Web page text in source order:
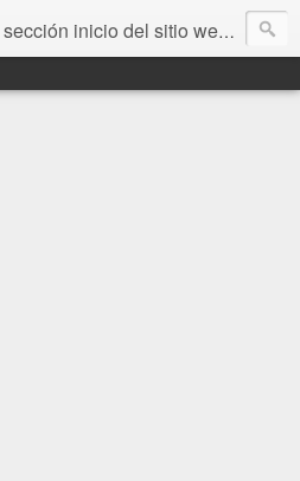
Bersoahoy con noticias virtuales. Entradas del informativo www.bersoahoy.co